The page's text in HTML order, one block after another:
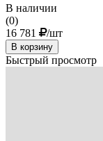
В наличии
(0)
16 781
/шт
В корзину
Быстрый просмотр